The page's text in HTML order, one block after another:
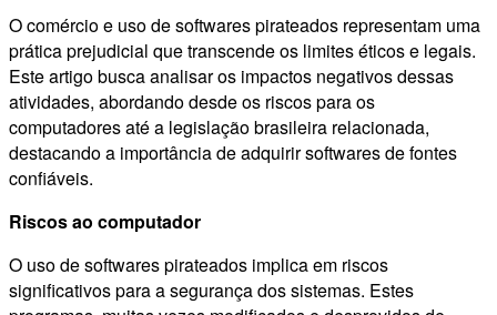
O comércio e uso de softwares pirateados representam uma
prática prejudicial que transcende os limites éticos e legais.
Este artigo busca analisar os impactos negativos dessas
atividades, abordando desde os riscos para os
computadores até a legislação brasileira relacionada,
destacando a importância de adquirir softwares de fontes
confiáveis.
Riscos ao computador
O uso de softwares pirateados implica em riscos
significativos para a segurança dos sistemas. Estes